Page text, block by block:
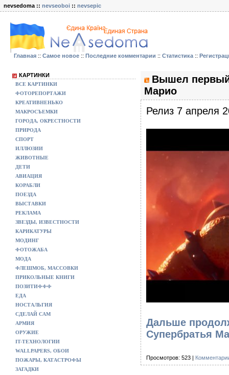
nevsedoma :: nevseoboi :: nevsepic
Главная :: Самое новое :: Последние комментарии :: Статистика ::
КАРТИНКИ
ВСЕ КАРТИНКИ
ФОТОРЕПОРТАЖИ
КРЕАТИВНЕНЬКО
МАКРОСЪЕМКИ
ГОРОДА, ОКРЕСТНОСТИ
ПРИРОДА
СПОРТ
ИЛЛЮЗИИ
ЖИВОТНЫЕ
ДЕТИ
АВИАЦИЯ
КОРАБЛИ
ПОЕЗДА
ВЫСТАВКИ
РЕКЛАМА
ЗВЕЗДЫ, ИЗВЕСТНОСТИ
КАРИКАТУРЫ
МОДИНГ
ФОТОЖАБА
МОДА
ФЛЕШМОБ, МАССОВКИ
ПРИКОЛЬНЫЕ КНИГИ
ПОЗИТИФФФ
ЕДА
НОСТАЛЬГИЯ
СДЕЛАЙ САМ
АРМИЯ
ОРУЖИЕ
IT-ТЕХНОЛОГИИ
WALLPAPERS, ОБОИ
ПОЖАРЫ, КАТАСТРОФЫ
ЗАГАДКИ
Вышел первый
Марио
Релиз 7 апреля
Дальше
Супербратья
Просмотров: 523 |